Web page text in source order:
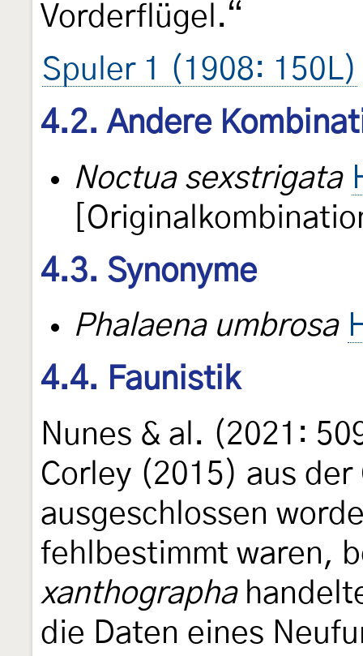
Vorderflügel.“
Spuler 1 (1908: 150L)
4.2. Andere
Noctua sexstrigata
4.3. Synonyme
Phalaena umbrosa
4.4. Faunistik
Nunes & al. (2021:
Corley (2015) aus
ausgeschlossen
fehlbestimmt waren,
xanthographa
die Daten eines